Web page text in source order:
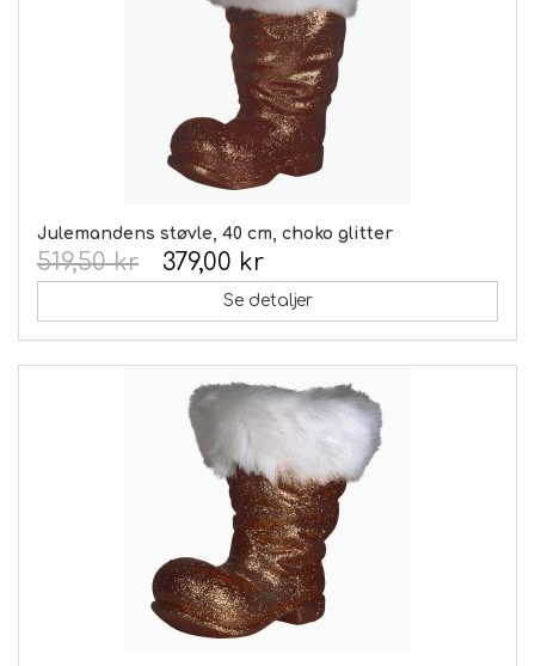
Julemandens støvle, 40 cm, choko glitter
379,00 kr
519,50 kr
Se detaljer